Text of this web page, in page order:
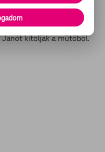
vitatkozni a
Danikát a
kitolják a műtőből.